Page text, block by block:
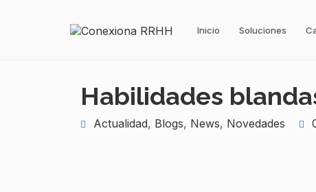
Inicio Soluciones
Habilidades
Actualidad, Blogs, News, Novedades